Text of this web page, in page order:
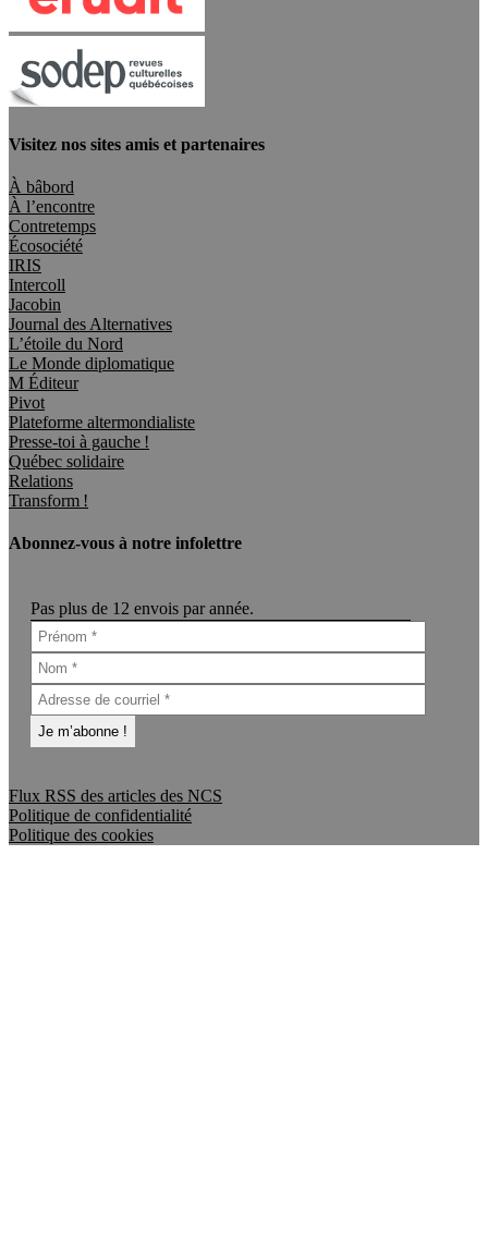
Visitez nos sites amis et partenaires
À bâbord
À l’encontre
Contretemps
Écosociété
IRIS
Intercoll
Jacobin
Journal des Alternatives
L’étoile du Nord
Le Monde diplomatique
M Éditeur
Pivot
Plateforme altermondialiste
Presse-toi à gauche !
Québec solidaire
Relations
Transform !
Abonnez-vous à notre infolettre
Pas plus de 12 envois par année.
Flux RSS des articles des NCS
Politique de confidentialité
Politique des cookies